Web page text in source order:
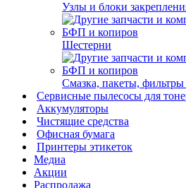
Узлы и блоки
Шестерни
Смазка, пакеты, фильтры
Сервисные пылесосы для
Аккумуляторы
Чистящие средства
Офисная бумага
Принтеры этикеток
Медиа
Акции
Распродажа